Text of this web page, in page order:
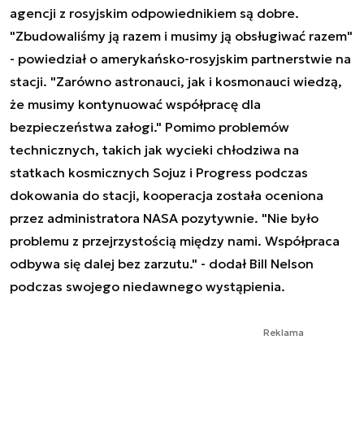
agencji z rosyjskim odpowiednikiem są dobre.
"Zbudowaliśmy ją razem i musimy ją obsługiwać razem"
- powiedział o amerykańsko-rosyjskim partnerstwie na
stacji. "Zarówno astronauci, jak i kosmonauci wiedzą,
że musimy kontynuować współpracę dla
bezpieczeństwa załogi." Pomimo problemów
technicznych, takich jak wycieki chłodziwa na
statkach kosmicznych Sojuz i Progress podczas
dokowania do stacji, kooperacja została oceniona
przez administratora NASA pozytywnie. "Nie było
problemu z przejrzystością między nami. Współpraca
odbywa się dalej bez zarzutu." - dodał Bill Nelson
podczas swojego niedawnego wystąpienia.
Reklama